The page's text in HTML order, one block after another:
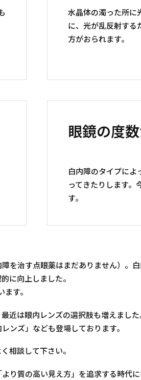
水晶体の濁った所に
に、光が乱反射する
方がおられます。
眼鏡の度
白内障のタイプによ
ってきたりします。
す。
を治す点眼薬はまだありません）。
に向上しました。
す。
近は眼内レンズの選択肢も増えまし
ンズ」なども登場しております。
相談して下さい。
質の高い見え方」を追求する時代に